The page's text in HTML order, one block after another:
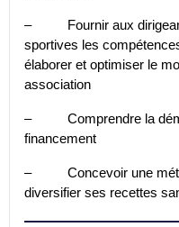
– Fournir aux
sportives les
élaborer et optimiser le
association
– Comprendre la
financement
– Concevoir une
diversifier ses recettes